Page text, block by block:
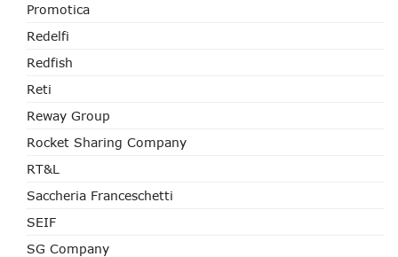
Promotica
Redelfi
Redfish
Reti
Reway Group
Rocket Sharing Company
RT&L
Saccheria Franceschetti
SEIF
SG Company